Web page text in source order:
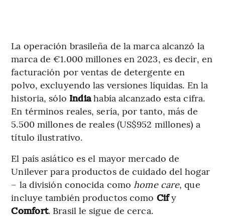
La operación brasileña de la marca alcanzó la
marca de €1.000 millones en 2023, es decir, en
facturación por ventas de detergente en
polvo, excluyendo las versiones líquidas. En la
historia, sólo Indiahabía alcanzado esta cifra.
En términos reales, sería, por tanto, más de
5.500 millones de reales (US$952 millones) a
título ilustrativo.
El país asiático es el mayor mercado de
Unilever para productos de cuidado del hogar
– la división conocida como home care, que
incluye también productos como Cify
Comfort. Brasil le sigue de cerca.